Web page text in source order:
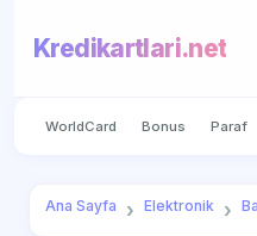
Kredikartlari.net
WorldCard Bonus Paraf
Ana Sayfa Elektronik